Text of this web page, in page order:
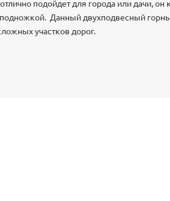
подойдет для города или дачи,
Данный двухподвесный
участков дорог.